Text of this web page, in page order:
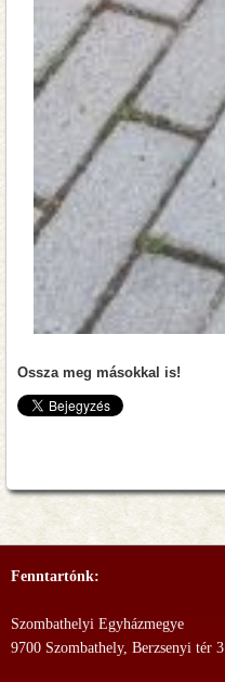
Ossza meg másokkal is!
Fenntartónk:
Szombathelyi Egyházmegye
9700 Szombathely, Berzsenyi tér 3.